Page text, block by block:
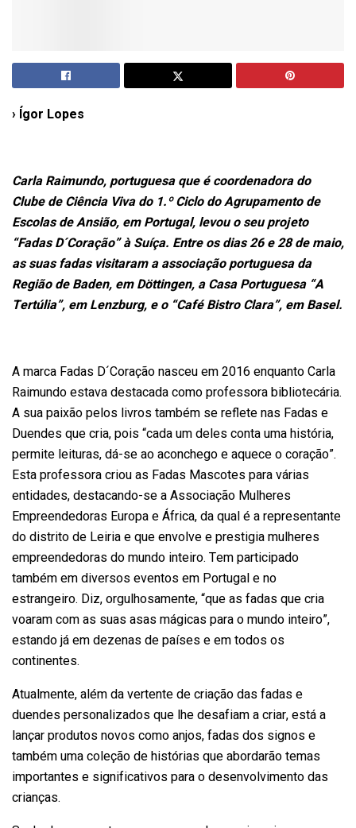
› Ígor Lopes
Carla Raimundo, portuguesa que é coordenadora do
Clube de Ciência Viva do 1.º Ciclo do Agrupamento de
Escolas de Ansião, em Portugal, levou o seu projeto
“Fadas D´Coração” à Suíça. Entre os dias 26 e 28 de maio,
as suas fadas visitaram a associação portuguesa da
Região de Baden, em Döttingen, a Casa Portuguesa “A
Tertúlia”, em Lenzburg, e o “Café Bistro Clara”, em Basel.
A marca Fadas D´Coração nasceu em 2016 enquanto Carla
Raimundo estava destacada como professora bibliotecária.
A sua paixão pelos livros também se reflete nas Fadas e
Duendes que cria, pois “cada um deles conta uma história,
permite leituras, dá-se ao aconchego e aquece o coração”.
Esta professora criou as Fadas Mascotes para várias
entidades, destacando-se a Associação Mulheres
Empreendedoras Europa e África, da qual é a representante
do distrito de Leiria e que envolve e prestigia mulheres
empreendedoras do mundo inteiro. Tem participado
também em diversos eventos em Portugal e no
estrangeiro. Diz, orgulhosamente, “que as fadas que cria
voaram com as suas asas mágicas para o mundo inteiro”,
estando já em dezenas de países e em todos os
continentes.
Atualmente, além da vertente de criação das fadas e
duendes personalizados que lhe desafiam a criar, está a
lançar produtos novos como anjos, fadas dos signos e
também uma coleção de histórias que abordarão temas
importantes e significativos para o desenvolvimento das
crianças.